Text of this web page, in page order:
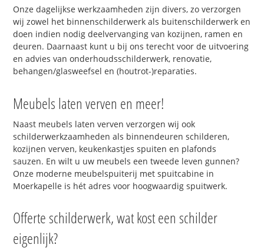
Onze dagelijkse werkzaamheden zijn divers, zo verzorgen
wij zowel het binnenschilderwerk als buitenschilderwerk en
doen indien nodig deelvervanging van kozijnen, ramen en
deuren. Daarnaast kunt u bij ons terecht voor de uitvoering
en advies van onderhoudsschilderwerk, renovatie,
behangen/glasweefsel en (houtrot-)reparaties.
Meubels laten verven en meer!
Naast meubels laten verven verzorgen wij ook
schilderwerkzaamheden als binnendeuren schilderen,
kozijnen verven, keukenkastjes spuiten en plafonds
sauzen. En wilt u uw meubels een tweede leven gunnen?
Onze moderne meubelspuiterij met spuitcabine in
Moerkapelle is hét adres voor hoogwaardig spuitwerk.
Offerte schilderwerk, wat kost een schilder
eigenlijk?